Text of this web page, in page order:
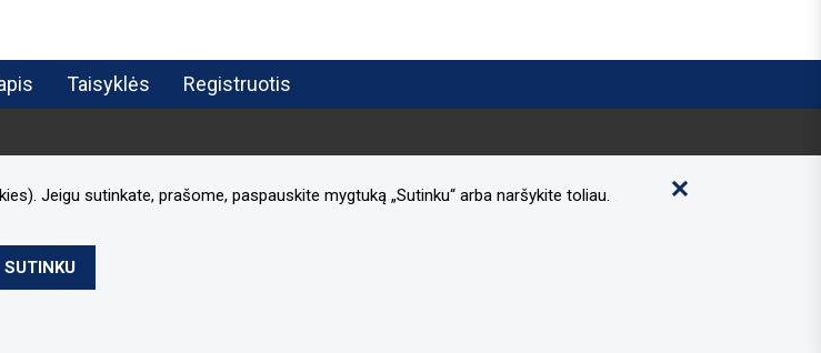
Taisyklės Registruotis
Jeigu sutinkate, prašome, paspauskite mygtuką „Sutinku“ arba naršykite toliau.
SUTINKU